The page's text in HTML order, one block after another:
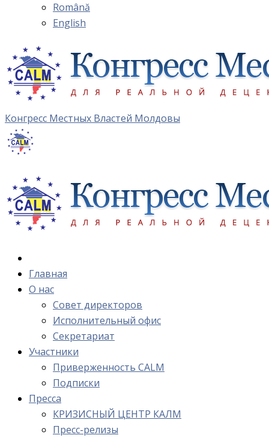
Română
English
Конгресс Местных Властей Молдовы
Главная
О нас
Cовет директоров
Исполнительный офис
Cекретариат
Участники
Приверженность CALM
Подписки
Пресса
КРИЗИСНЫЙ ЦЕНТР КАЛМ
Пресс-релизы